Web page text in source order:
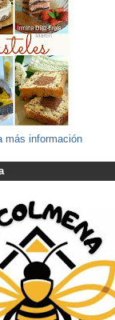
más información